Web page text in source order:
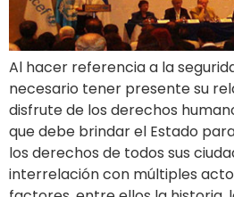
Al hacer referencia a la
necesario tener presente su
disfrute de los derechos
que debe brindar el Estado
los derechos de todos sus
interrelación con múltiples